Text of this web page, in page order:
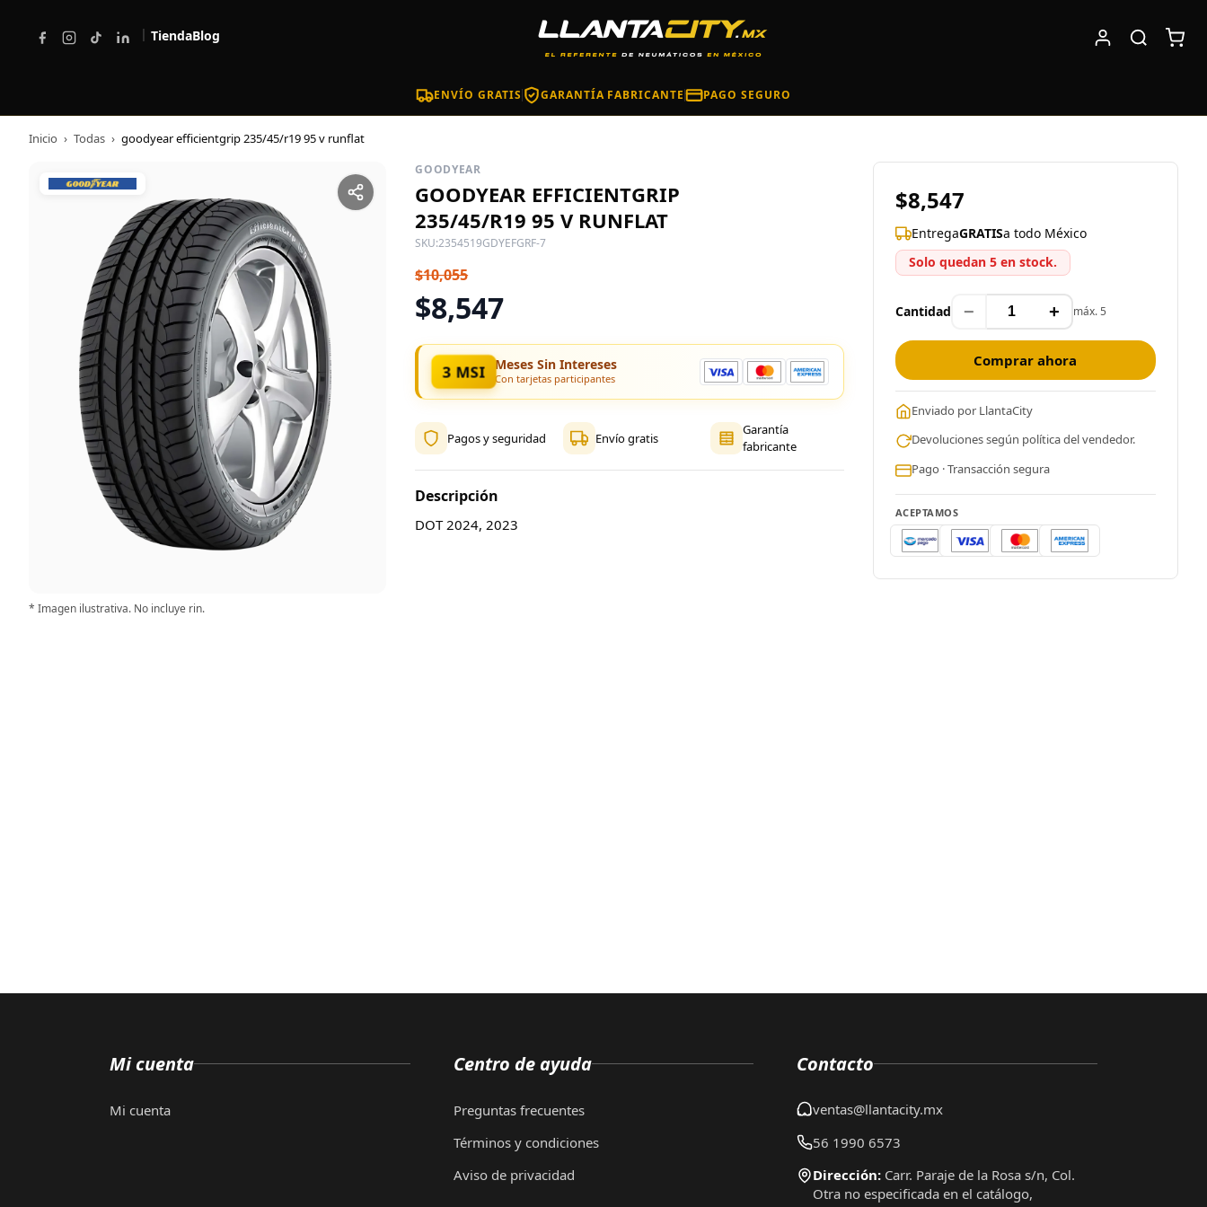
| TiendaBlog
ENVÍO GRATIS GARANTÍA FABRICANTE PAGO SEGURO
Inicio › Todas › goodyear efficientgrip 235/45/r19 95 v runflat
* Imagen ilustrativa. No incluye rin.
GOODYEAR
GOODYEAR EFFICIENTGRIP
235/45/R19 95 V RUNFLAT
SKU:2354519GDYEFGRF-7
$10,055
$8,547
3 MSI Meses Sin Intereses
Con tarjetas participantes
Pagos y seguridad Envío gratis
Garantía
fabricante
Descripción
DOT 2024, 2023
$8,547
EntregaGRATISa todo México
Solo quedan 5 en stock.
Cantidad − + máx. 5
Comprar ahora
Enviado por LlantaCity
Devoluciones según política del vendedor.
Pago · Transacción segura
ACEPTAMOS
Mi cuenta
Mi cuenta
Centro de ayuda
Preguntas frecuentes
Términos y condiciones
Aviso de privacidad
Contacto
ventas@llantacity.mx
56 1990 6573
Dirección: Carr. Paraje de la Rosa s/n, Col.
Otra no especificada en el catálogo,